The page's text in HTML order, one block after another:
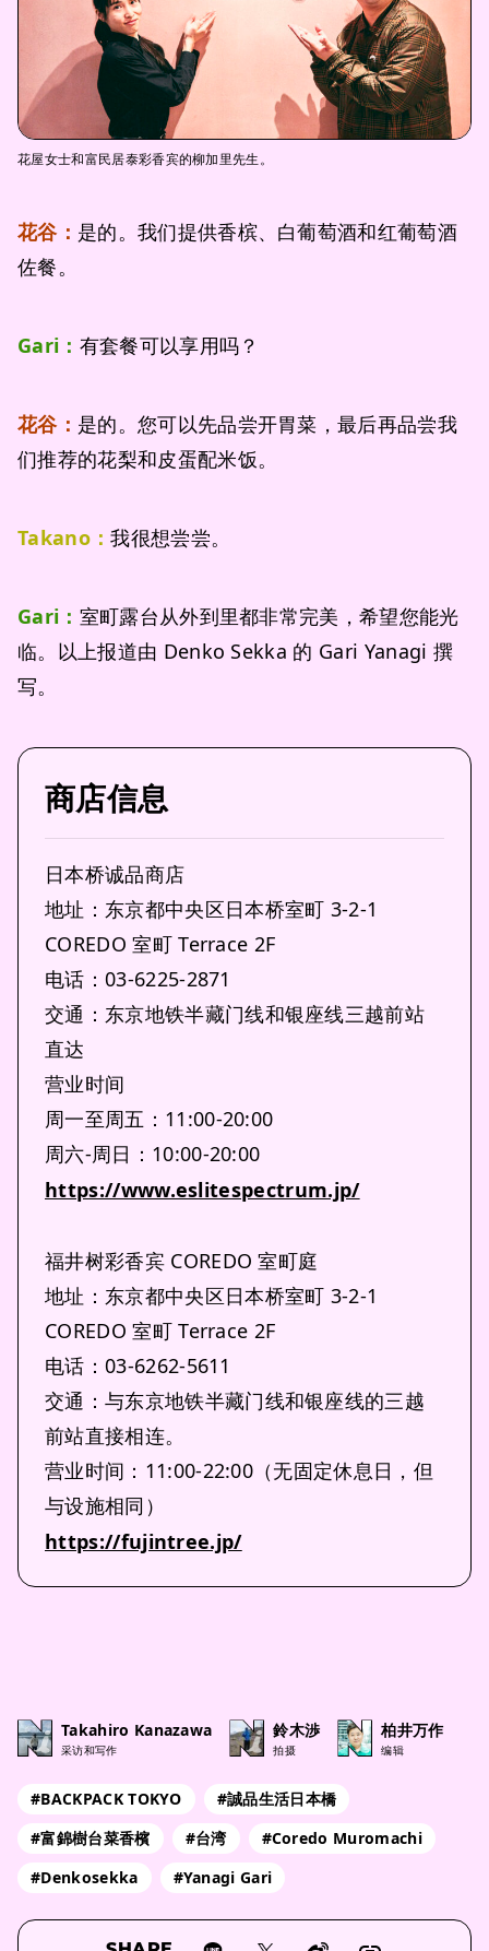
花屋女士和富民居泰彩香宾的柳加里先生。
花谷： 是的。我们提供香槟、白葡萄酒和红葡萄酒
佐餐。
Gari： 有套餐可以享用吗？
花谷： 是的。您可以先品尝开胃菜，最后再品尝我
们推荐的花梨和皮蛋配米饭。
Takano：我很想尝尝。
Gari： 室町露台从外到里都非常完美，希望您能光
临。以上报道由 Denko Sekka 的 Gari Yanagi 撰
写。
商店信息
日本桥诚品商店
地址：东京都中央区日本桥室町 3-2-1
COREDO 室町 Terrace 2F
电话：03-6225-2871
交通：东京地铁半藏门线和银座线三越前站
直达
营业时间
周一至周五：11:00-20:00
周六-周日：10:00-20:00
https://www.eslitespectrum.jp/
福井树彩香宾 COREDO 室町庭
地址：东京都中央区日本桥室町 3-2-1
COREDO 室町 Terrace 2F
电话：03-6262-5611
交通：与东京地铁半藏门线和银座线的三越
前站直接相连。
营业时间：11:00-22:00（无固定休息日，但
与设施相同）
https://fujintree.jp/
Takahiro Kanazawa
采访和写作
鈴木渉
拍摄
柏井万作
编辑
#BACKPACK TOKYO
#誠品生活日本橋
#富錦樹台菜香檳
#台湾
#Coredo Muromachi
#Denkosekka
#Yanagi Gari